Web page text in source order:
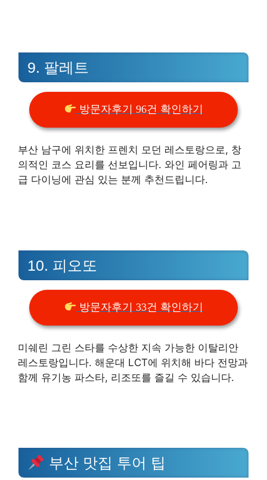
9. 팔레트
방문자후기 96건 확인하기
부산 남구에 위치한 프렌치 모던 레스토랑으로, 창
의적인 코스 요리를 선보입니다. 와인 페어링과 고
급 다이닝에 관심 있는 분께 추천드립니다.
10. 피오또
방문자후기 33건 확인하기
미쉐린 그린 스타를 수상한 지속 가능한 이탈리안
레스토랑입니다. 해운대 LCT에 위치해 바다 전망과
함께 유기농 파스타, 리조또를 즐길 수 있습니다.
부산 맛집 투어 팁